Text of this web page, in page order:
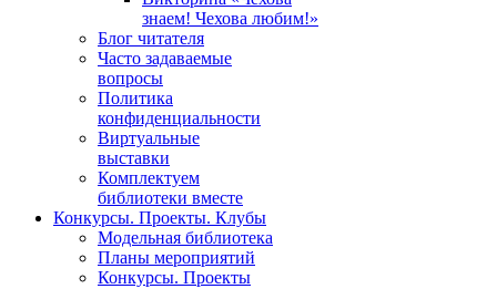
знаем! Чехова любим!»
Блог читателя
Часто задаваемые
вопросы
Политика
конфиденциальности
Виртуальные
выставки
Комплектуем
библиотеки вместе
Конкурсы. Проекты. Клубы
Модельная библиотека
Планы мероприятий
Конкурсы. Проекты